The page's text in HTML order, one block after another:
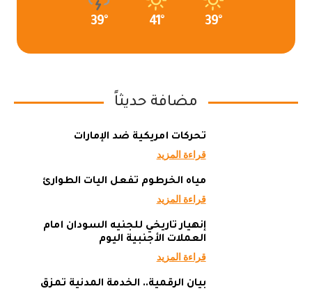
39°
41°
39°
مضافة حديثاً
تحركات أمريكية ضد الإمارات
قراءة المزيد
مياه الخرطوم تفعل آليات الطوارئ
قراءة المزيد
إنهيار تاريخي للجنيه السودان أمام
العملات الأجنبية اليوم
قراءة المزيد
بيان الرقمية.. الخدمة المدنية تمزق